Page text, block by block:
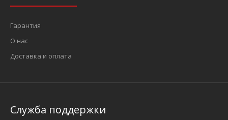
Гарантия
О нас
Доставка и оплата
Служба поддержки